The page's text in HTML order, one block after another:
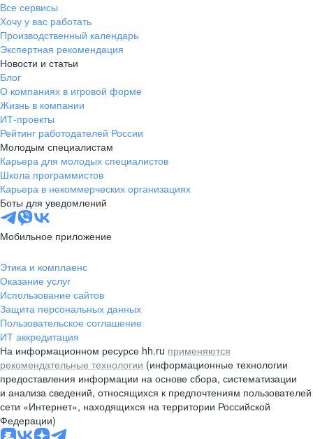
Все сервисы
Хочу у вас работать
Производственный календарь
Экспертная рекомендация
Новости и статьи
Блог
О компаниях в игровой форме
Жизнь в компании
ИТ-проекты
Рейтинг работодателей России
Молодым специалистам
Карьера для молодых специалистов
Школа программистов
Карьера в некоммерческих организациях
Боты для уведомлений
Мобильное приложение
Этика и комплаенс
Оказание услуг
Использование сайтов
Защита персональных данных
Пользовательское соглашение
ИТ аккредитация
На информационном ресурсе hh.ru применяются
рекомендательные технологии (информационные технологии
предоставления информации на основе сбора, систематизации
и анализа сведений, относящихся к предпочтениям пользователей
сети «Интернет», находящихся на территории Российской
Федерации)